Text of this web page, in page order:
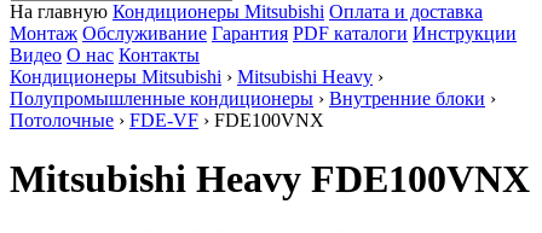
На главную Кондиционеры Mitsubishi Оплата и доставка
Монтаж Обслуживание Гарантия PDF каталоги Инструкции
Видео О нас Контакты
Кондиционеры Mitsubishi › Mitsubishi Heavy ›
Полупромышленные кондиционеры › Внутренние блоки ›
Потолочные › FDE-VF › FDE100VNX
Mitsubishi Heavy FDE100VNX